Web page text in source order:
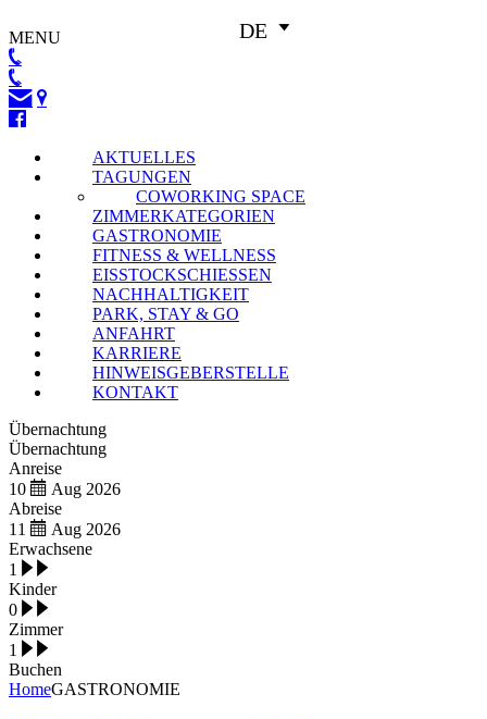
MENU DE
AKTUELLES
TAGUNGEN
COWORKING SPACE
ZIMMERKATEGORIEN
GASTRONOMIE
FITNESS & WELLNESS
EISSTOCKSCHIESSEN
NACHHALTIGKEIT
PARK, STAY & GO
ANFAHRT
KARRIERE
HINWEISGEBERSTELLE
KONTAKT
Übernachtung
Übernachtung
Anreise
10
Aug 2026
Abreise
11
Aug 2026
Erwachsene
1
Kinder
0
Zimmer
1
Buchen
HomeGASTRONOMIE